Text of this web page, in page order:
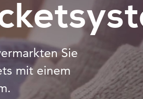
Sie
mit einem